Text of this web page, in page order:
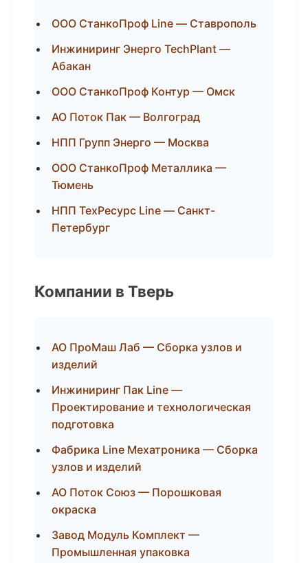
ООО СтанкоПроф Line — Ставрополь
Инжиниринг Энерго TechPlant —
Абакан
ООО СтанкоПроф Контур — Омск
АО Поток Пак — Волгоград
НПП Групп Энерго — Москва
ООО СтанкоПроф Металлика —
Тюмень
НПП ТехРесурс Line — Санкт-
Петербург
Компании в Тверь
АО ПроМаш Лаб — Сборка узлов и
изделий
Инжиниринг Пак Line —
Проектирование и технологическая
подготовка
Фабрика Line Мехатроника — Сборка
узлов и изделий
АО Поток Союз — Порошковая
окраска
Завод Модуль Комплект —
Промышленная упаковка